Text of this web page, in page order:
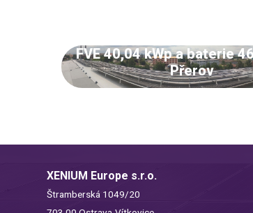
FVE 40,04 kWp a baterie
Přerov
XENIUM Europe s.r.o.
Štramberská 1049/20